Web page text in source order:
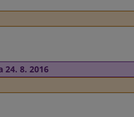
24. 8. 2016